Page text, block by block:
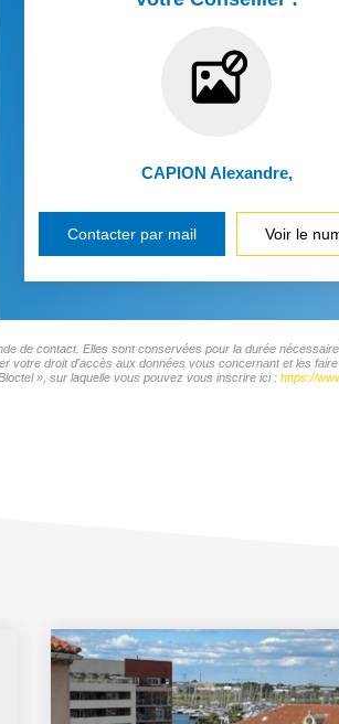
CAPION Alexandre,
Contacter par mail Voir le
de contact. Elles sont conservées pour la durée
votre droit d'accès aux données vous concernant et les
», sur laquelle vous pouvez vous inscrire ici : https://